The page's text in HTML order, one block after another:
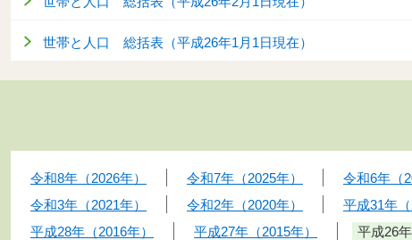
世帯と人口 総括表（平成26年1月1日現在）
令和8年（2026年） 令和7年（2025年） 令和6年（
令和3年（2021年）
令和2年（2020年） 平成31年（
平成28年（2016年）
平成27年（2015年） 平成26年